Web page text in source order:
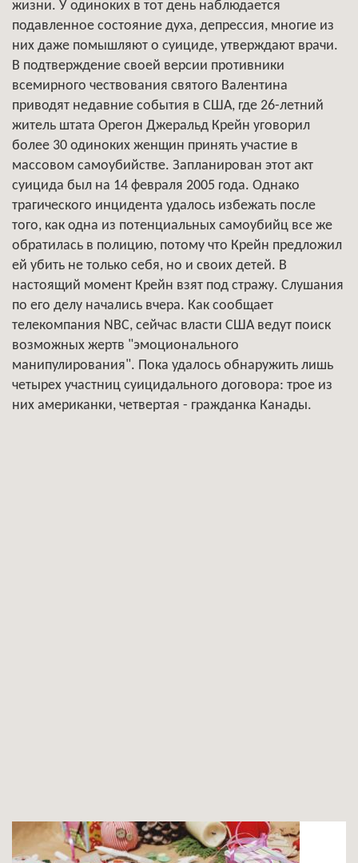
жизни. У одиноких в тот день наблюдается
подавленное состояние духа, депрессия, многие из
них даже помышляют о суициде, утверждают врачи.
В подтверждение своей версии противники
всемирного чествования святого Валентина
приводят недавние события в США, где 26-летний
житель штата Орегон Джеральд Крейн уговорил
более 30 одиноких женщин принять участие в
массовом самоубийстве. Запланирован этот акт
суицида был на 14 февраля 2005 года. Однако
трагического инцидента удалось избежать после
того, как одна из потенциальных самоубийц все же
обратилась в полицию, потому что Крейн предложил
ей убить не только себя, но и своих детей. В
настоящий момент Крейн взят под стражу. Слушания
по его делу начались вчера. Как сообщает
телекомпания NBC, сейчас власти США ведут поиск
возможных жертв "эмоционального
манипулирования". Пока удалось обнаружить лишь
четырех участниц суицидального договора: трое из
них американки, четвертая - гражданка Канады.